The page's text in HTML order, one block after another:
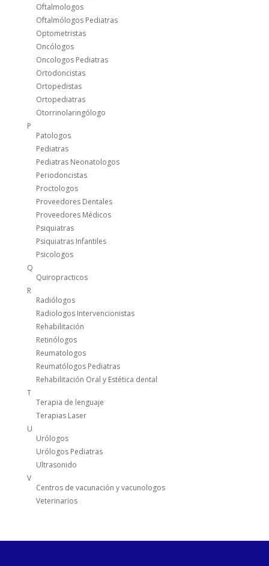
Oftalmologos
Oftalmólogos Pediatras
Optometristas
Oncólogos
Oncologos Pediatras
Ortodoncistas
Ortopedistas
Ortopediatras
Otorrinolaringólogo
P
Patologos
Pediatras
Pediatras Neonatologos
Periodoncistas
Proctologos
Proveedores Dentales
Proveedores Médicos
Psiquiatras
Psiquiatras Infantiles
Psicologos
Q
Quiropracticos
R
Radiólogos
Radiologos Intervencionistas
Rehabilitación
Retinólogos
Reumatologos
Reumatólogos Pediatras
Rehabilitación Oral y Estética dental
T
Terapia de lenguaje
Terapias Laser
U
Urólogos
Urólogos Pediatras
Ultrasonido
V
Centros de vacunación y vacunologos
Veterinarios